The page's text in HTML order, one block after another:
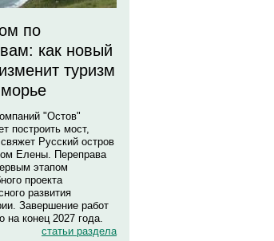
по
как новый
туризм
"Остов"
построить мост,
Русский остров
Елены. Переправа
этапом
проекта
развития
Завершение работ
на конец 2027 года.
статьи раздела